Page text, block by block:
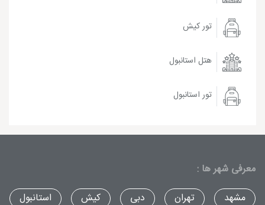
تور کیش
هتل استانبول
تور استانبول
معرفی شهر ها :
مشهد
تهران دبی کیش استانبول